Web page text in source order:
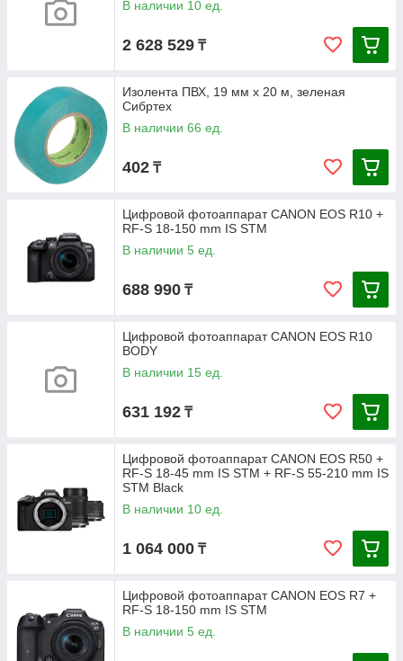
В наличии 10 ед.
2 628 529 ₸
Изолента ПВХ, 19 мм х 20 м, зеленая
Сибртех
В наличии 66 ед.
402 ₸
Цифровой фотоаппарат CANON EOS R10 +
RF-S 18-150 mm IS STM
В наличии 5 ед.
688 990 ₸
Цифровой фотоаппарат CANON EOS R10
BODY
В наличии 15 ед.
631 192 ₸
Цифровой фотоаппарат CANON EOS R50 +
RF-S 18-45 mm IS STM + RF-S 55-210 mm IS
STM Black
В наличии 10 ед.
1 064 000 ₸
Цифровой фотоаппарат CANON EOS R7 +
RF-S 18-150 mm IS STM
В наличии 5 ед.